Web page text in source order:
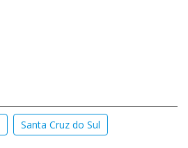
Santa Cruz do Sul